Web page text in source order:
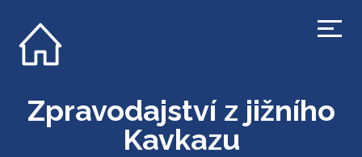
Zpravodajství z jižního
Kavkazu